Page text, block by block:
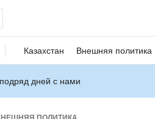
Казахстан Внешняя политика
дней с нами